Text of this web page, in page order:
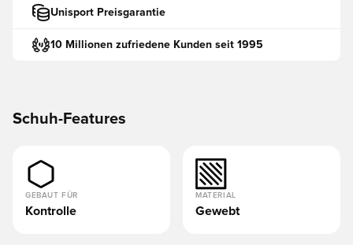
Unisport Preisgarantie
10 Millionen zufriedene Kunden seit 1995
Schuh-Features
GEBAUT FÜR
Kontrolle
MATERIAL
Gewebt